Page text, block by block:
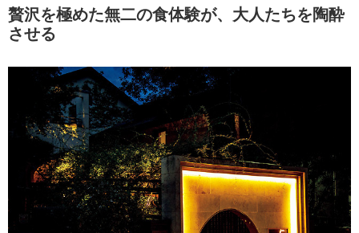
贅沢を極めた無二の食体験が、大人たちを陶酔
させる